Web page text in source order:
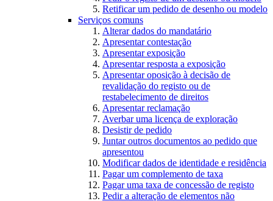
Retificar um pedido de desenho ou modelo
Serviços comuns
Alterar dados do mandatário
Apresentar contestação
Apresentar exposição
Apresentar resposta a exposição
Apresentar oposição à decisão de
revalidação do registo ou de
restabelecimento de direitos
Apresentar reclamação
Averbar uma licença de exploração
Desistir de pedido
Juntar outros documentos ao pedido que
apresentou
Modificar dados de identidade e residência
Pagar um complemento de taxa
Pagar uma taxa de concessão de registo
Pedir a alteração de elementos não